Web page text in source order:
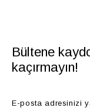
Bültene
kaçırmayın!